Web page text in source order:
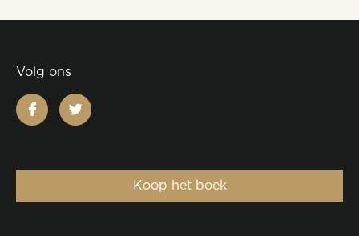
Volg ons
facebooktwitter
Koop het boek